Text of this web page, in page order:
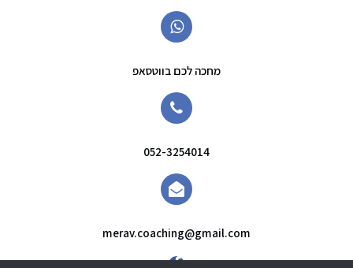
מחכה לכם בווטסאפ
052-3254014
merav.coaching@gmail.com